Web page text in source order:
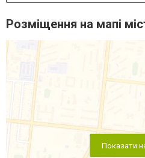
Розміщення на мапі
Показати